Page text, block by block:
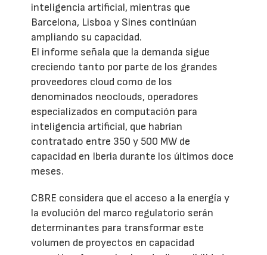
inteligencia artificial, mientras que
Barcelona, Lisboa y Sines continúan
ampliando su capacidad.
El informe señala que la demanda sigue
creciendo tanto por parte de los grandes
proveedores cloud como de los
denominados neoclouds, operadores
especializados en computación para
inteligencia artificial, que habrían
contratado entre 350 y 500 MW de
capacidad en Iberia durante los últimos doce
meses.
CBRE considera que el acceso a la energía y
la evolución del marco regulatorio serán
determinantes para transformar este
volumen de proyectos en capacidad